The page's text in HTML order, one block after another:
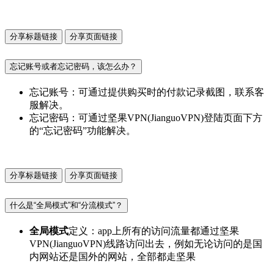
分享标题链接 分享页面链接
忘记账号或者忘记密码，该怎么办？
忘记账号：可通过提供购买时的付款记录截图，联系客
服解决。
忘记密码：可通过坚果VPN(JianguoVPN)登陆页面下方
的“忘记密码”功能解决。
分享标题链接 分享页面链接
什么是“全局模式”和“分流模式”？
全局模式定义：app上所有的访问流量都通过坚果
VPN(JianguoVPN)线路访问出去，例如无论访问的是国
内网站还是国外的网站，全部都走坚果